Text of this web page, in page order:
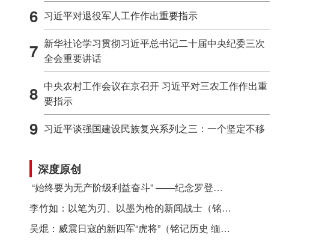
6 习近平对退役军人工作作出重要指示
7 新华社论学习贯彻习近平总书记二十届中央纪委三次
全会重要讲话
8 中央农村工作会议在京召开 习近平对三农工作作出重
要指示
9 习近平谈强国建设民族复兴系列之三：一个坚定不移
深度原创
​ “始终要为无产阶级利益奋斗” ——纪念罗登贤同志诞辰120周年
李竹如：以笔为刃、以墨为枪的新闻战士（铭记历史 缅怀先烈·抗日英雄）
吴焜：威震日寇的新四军“虎将”（铭记历史 缅怀先烈·抗日英雄）